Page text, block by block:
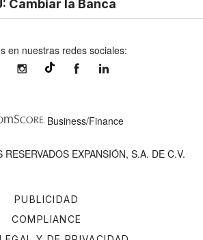
Cambiar la Banca
PUBLICIDAD
COMPLIANCE
en nuestras redes sociales:
expansionmxexpansionmx ExpansionMex
Business/Finance
EXPANSIÓN, S.A. DE C.V.